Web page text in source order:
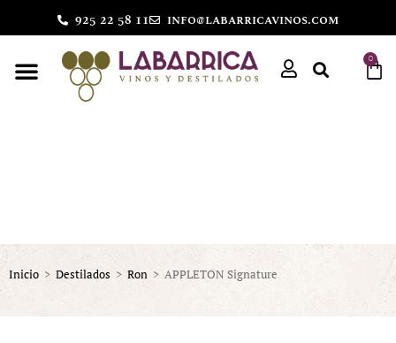
925 22 58 11 info@labarricavinos.com
0
Inicio > Destilados > Ron > APPLETON Signature